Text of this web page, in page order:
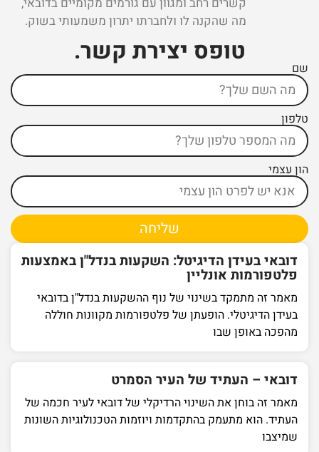
מה שהקנה לו ולחברתו יתרון משמעותי בשוק.
טופס יצירת קשר ​.
שם
טלפון
הון עצמי
שליחה
דובאי בעידן הדיגיטל: השקעות בנדל"ן באמצעות
פלטפורמות אונליין
מאמר זה מתמקד בשינוי של נוף ההשקעות בנדל"ן בדובאי
בעידן הדיגיטלי. הופעתן של פלטפורמות מקוונות חוללה
מהפכה באופן שבו
דובאי – העתיד של העיר הסמרט
מאמר זה בוחן את השינוי הרדיקלי של דובאי לעיר חכמה של
העתיד. הוא מתעמק בהתקדמות ויוזמות הטכנולוגיות השונות
שמיצבו